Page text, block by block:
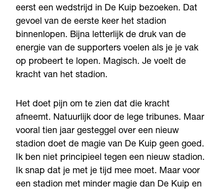
eerst een wedstrijd in De Kuip bezoeken. Dat
gevoel van de eerste keer het stadion
binnenlopen. Bijna letterlijk de druk van de
energie van de supporters voelen als je je vak
op probeert te lopen. Magisch. Je voelt de
kracht van het stadion.
Het doet pijn om te zien dat die kracht
afneemt. Natuurlijk door de lege tribunes. Maar
vooral tien jaar gesteggel over een nieuw
stadion doet de magie van De Kuip geen goed.
Ik ben niet principieel tegen een nieuw stadion.
Ik snap dat je met je tijd mee moet. Maar voor
een stadion met minder magie dan De Kuip en